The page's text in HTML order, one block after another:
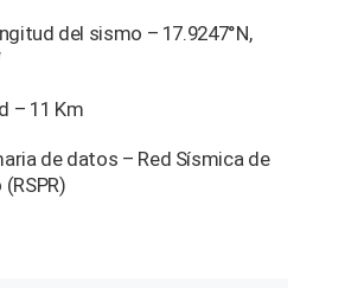
del sismo – 17.9247°N,
– 11 Km
de datos – Red Sísmica de